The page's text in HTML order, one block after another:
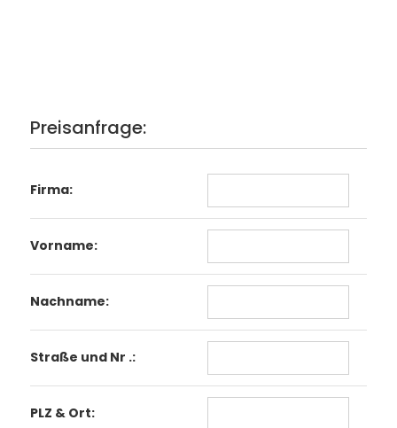
Preisanfrage:
Firma:
Vorname:
Nachname:
Straße und Nr .:
PLZ & Ort: